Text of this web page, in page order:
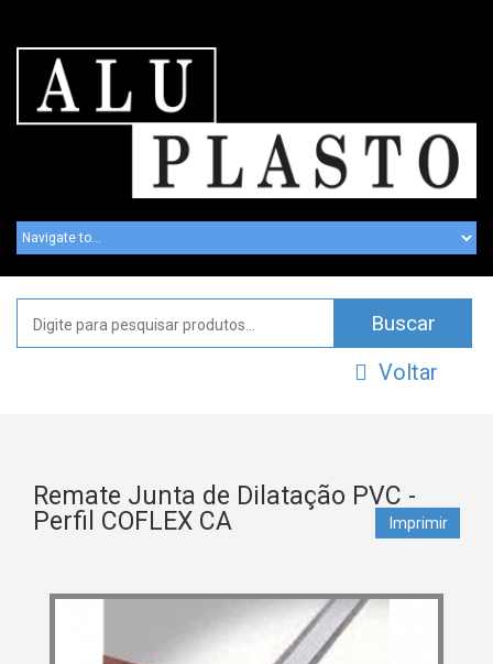
Voltar
Remate Junta de Dilatação PVC -
Perfil COFLEX CA
Imprimir